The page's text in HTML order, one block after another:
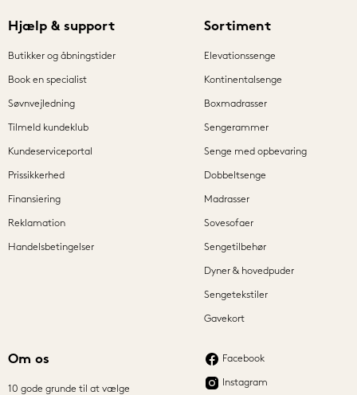
Hjælp & support
Butikker og åbningstider
Book en specialist
Søvnvejledning
Tilmeld kundeklub
Kundeserviceportal
Prissikkerhed
Finansiering
Reklamation
Handelsbetingelser
Sortiment
Elevationssenge
Kontinentalsenge
Boxmadrasser
Sengerammer
Senge med opbevaring
Dobbeltsenge
Madrasser
Sovesofaer
Sengetilbehør
Dyner & hovedpuder
Sengetekstiler
Gavekort
Om os
10 gode grunde til at vælge
Facebook
Instagram